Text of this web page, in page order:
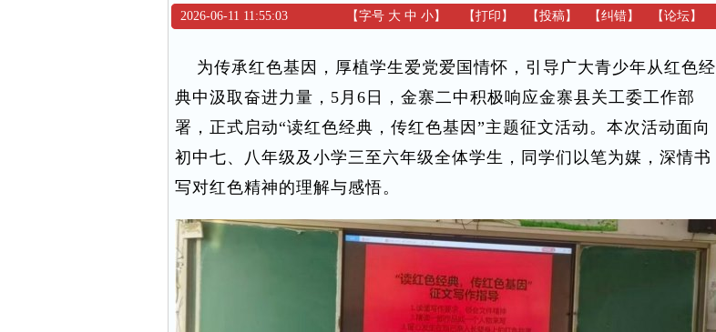
2026-06-11 11:55:03
【字号 大 中 小】 【打印 】 【投稿】 【纠错】 【论坛】
为传承红色基因，厚植学生爱党爱国情怀，引导广大青少年从红色经
典中汲取奋进力量，5月6日，金寨二中积极响应金寨县关工委工作部
署，正式启动“读红色经典，传红色基因”主题征文活动。本次活动面向
初中七、八年级及小学三至六年级全体学生，同学们以笔为媒，深情书
写对红色精神的理解与感悟。